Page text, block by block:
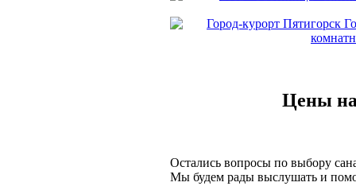
Цены на
Остались вопросы по выбору
Мы будем рады выслушать и